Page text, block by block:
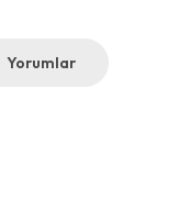
Yorumlar